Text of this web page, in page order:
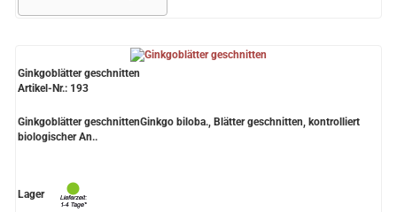
Ginkgoblätter geschnitten
Artikel-Nr.: 193
Ginkgoblätter geschnittenGinkgo biloba., Blätter geschnitten, kontrolliert
biologischer An..
Lager